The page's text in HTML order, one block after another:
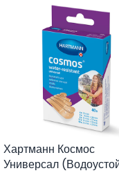
Хартманн Космос
Универсал